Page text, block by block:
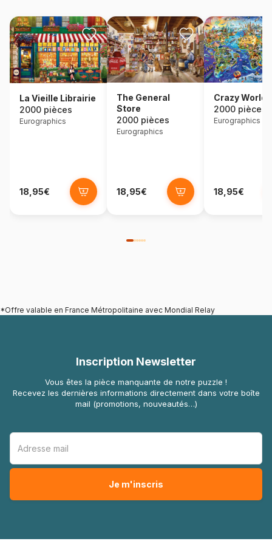
La Vieille Librairie
2000 pièces
Eurographics
18,95€
The General
Store
2000 pièces
Eurographics
18,95€
Crazy World
2000 pièces
Eurographics
18,95€
*Offre valable en France Métropolitaine avec Mondial Relay
Inscription Newsletter
Vous êtes la pièce manquante de notre puzzle !
Recevez les dernières informations directement dans votre boîte
mail (promotions, nouveautés…)